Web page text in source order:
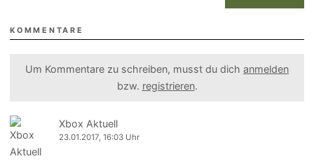
KOMMENTARE
Um Kommentare zu schreiben, musst du dich anmelden
bzw. registrieren.
Xbox Aktuell
23.01.2017, 16:03 Uhr